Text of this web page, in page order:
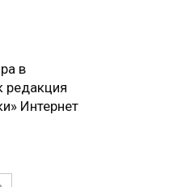
в
редакция
Интернет